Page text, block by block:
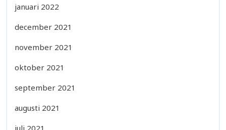
januari 2022
december 2021
november 2021
oktober 2021
september 2021
augusti 2021
juli 2021